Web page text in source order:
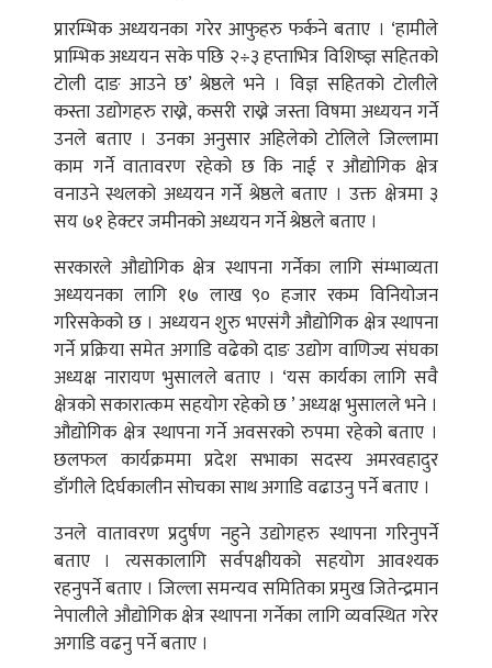
प्रारम्भिक अध्ययनका गरेर आफुहरु फर्कने बताए । ‘हामीले
प्राम्भिक अध्ययन सके पछि २÷३ हप्ताभित्र विशिष्ज्ञ सहितको
टोली दाङ आउने छ’ श्रेष्ठले भने । विज्ञ सहितको टोलीले
कस्ता उद्योगहरु राख्ने, कसरी राख्ने जस्ता विषमा अध्ययन गर्ने
उनले बताए । उनका अनुसार अहिलेको टोलिले जिल्लामा
काम गर्ने वातावरण रहेको छ कि नाई र औद्योगिक क्षेत्र
वनाउने स्थलको अध्ययन गर्ने श्रेष्ठले बताए । उक्त क्षेत्रमा ३
सय ७१ हेक्टर जमीनको अध्ययन गर्ने श्रेष्ठले बताए ।
सरकारले औद्योगिक क्षेत्र स्थापना गर्नेका लागि संम्भाव्यता
अध्ययनका लागि १७ लाख ९० हजार रकम विनियोजन
गरिसकेको छ । अध्ययन शुरु भएसंगै औद्योगिक क्षेत्र स्थापना
गर्ने प्रक्रिया समेत अगाडि वढेको दाङ उद्योग वाणिज्य संघका
अध्यक्ष नारायण भुसालले बताए । ‘यस कार्यका लागि सवै
क्षेत्रको सकारात्कम सहयोग रहेको छ ’ अध्यक्ष भुसालले भने ।
औद्योगिक क्षेत्र स्थापना गर्ने अवसरको रुपमा रहेको बताए ।
छलफल कार्यक्रममा प्रदेश सभाका सदस्य अमरवहादुर
डाँगीले दिर्घकालीन सोचका साथ अगाडि वढाउनु पर्ने बताए ।
उनले वातावरण प्रदुर्षण नहुने उद्योगहरु स्थापना गरिनुपर्ने
बताए । त्यसकालागि सर्वपक्षीयको सहयोग आवश्यक
रहनुपर्ने बताए । जिल्ला समन्यव समितिका प्रमुख जितेन्द्रमान
नेपालीले औद्योगिक क्षेत्र स्थापना गर्नेका लागि व्यवस्थित गरेर
अगाडि वढनु पर्ने बताए ।